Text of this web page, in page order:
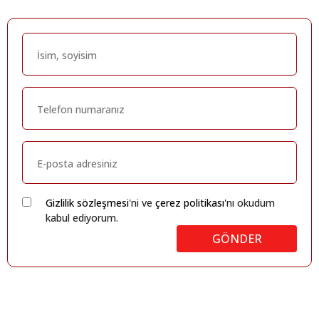
Gizlilik sözleşmesi'ni ve çerez politikası'nı okudum
kabul ediyorum.
GÖNDER